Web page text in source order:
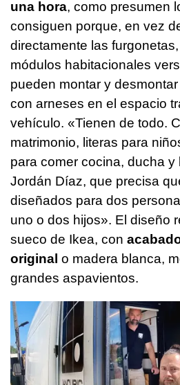
una hora, como presumen
consiguen porque, en vez
directamente las
módulos habitacionales
pueden montar y
con arneses en el espacio
vehículo. «Tienen de todo.
matrimonio, literas para
para comer cocina, ducha y
Jordán Díaz, que precisa
diseñados para dos
uno o dos hijos». El diseño
sueco de Ikea, con
original o madera blanca,
grandes aspavientos.